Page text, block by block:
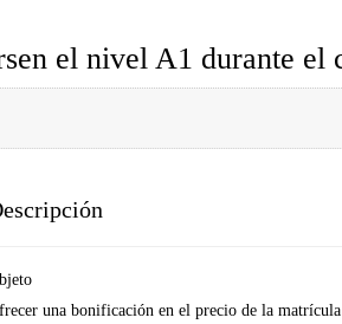
el nivel A1 durante el
una bonificación en el precio de la